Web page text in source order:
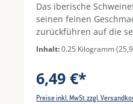
Das iberische
seinen feinen
zurückführen auf die
natürliche Futter,
angereichert wird. Das
Aroma. Frozen Butcher
saftigen Patty
Inhalt:0.25 Kilogramm
6,49 €*
Preise inkl. MwSt. zzgl.